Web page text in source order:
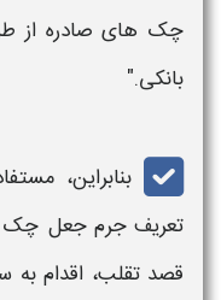
چک های صادره از
بانکی."
بنابراین، مستفاد
تعریفجرم جعل چک
قصد تقلب، اقدام به